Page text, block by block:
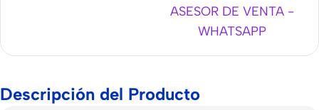
ASESOR DE VENTA -
WHATSAPP
Descripción del Producto